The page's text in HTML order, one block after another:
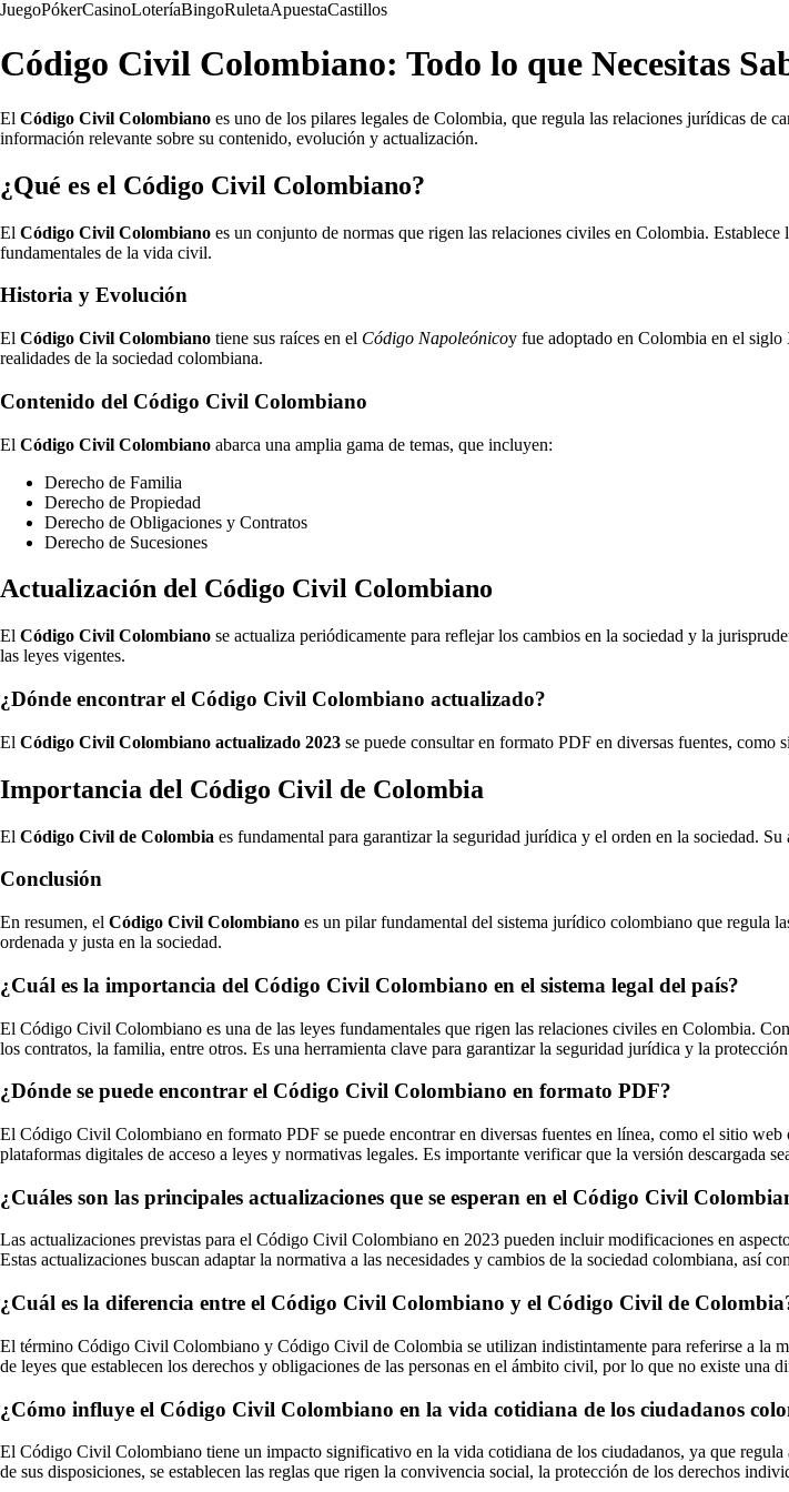
JuegoPókerCasinoLoteríaBingoRuletaApuestaCastillos
Código Civil Colombiano: Todo lo que Necesitas
El Código Civil Colombiano es uno de los pilares legales de Colombia, que regula las relaciones jurídicas de
información relevante sobre su contenido, evolución y actualización.
¿Qué es el Código Civil Colombiano?
El Código Civil Colombiano es un conjunto de normas que rigen las relaciones civiles en Colombia.
fundamentales de la vida civil.
Historia y Evolución
El Código Civil Colombiano tiene sus raíces en el Código Napoleónicoy fue adoptado en Colombia en el siglo
realidades de la sociedad colombiana.
Contenido del Código Civil Colombiano
El Código Civil Colombiano abarca una amplia gama de temas, que incluyen:
Derecho de Familia
Derecho de Propiedad
Derecho de Obligaciones y Contratos
Derecho de Sucesiones
Actualización del Código Civil Colombiano
El Código Civil Colombiano se actualiza periódicamente para reflejar los cambios en la sociedad y la
las leyes vigentes.
¿Dónde encontrar el Código Civil Colombiano actualizado?
El Código Civil Colombiano actualizado 2023 se puede consultar en formato PDF en diversas fuentes,
Importancia del Código Civil de Colombia
El Código Civil de Colombia es fundamental para garantizar la seguridad jurídica y el orden en la sociedad.
Conclusión
En resumen, el Código Civil Colombiano es un pilar fundamental del sistema jurídico colombiano que regula
ordenada y justa en la sociedad.
¿Cuál es la importancia del Código Civil Colombiano en el sistema legal del país?
El Código Civil Colombiano es una de las leyes fundamentales que rigen las relaciones civiles en Colombia.
los contratos, la familia, entre otros. Es una herramienta clave para garantizar la seguridad jurídica y la
¿Dónde se puede encontrar el Código Civil Colombiano en formato PDF?
El Código Civil Colombiano en formato PDF se puede encontrar en diversas fuentes en línea, como el sitio
plataformas digitales de acceso a leyes y normativas legales. Es importante verificar que la versión descargada
¿Cuáles son las principales actualizaciones que se esperan en el Código Civil
Las actualizaciones previstas para el Código Civil Colombiano en 2023 pueden incluir modificaciones en
Estas actualizaciones buscan adaptar la normativa a las necesidades y cambios de la sociedad colombiana, así
¿Cuál es la diferencia entre el Código Civil Colombiano y el Código Civil de
El término Código Civil Colombiano y Código Civil de Colombia se utilizan indistintamente para referirse a la
de leyes que establecen los derechos y obligaciones de las personas en el ámbito civil, por lo que no existe una
¿Cómo influye el Código Civil Colombiano en la vida cotidiana de los ciudadanos
El Código Civil Colombiano tiene un impacto significativo en la vida cotidiana de los ciudadanos, ya que
de sus disposiciones, se establecen las reglas que rigen la convivencia social, la protección de los derechos